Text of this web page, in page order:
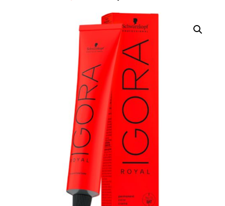
original
era:
20,24 €.
precio
actual
es:
8,93 €.